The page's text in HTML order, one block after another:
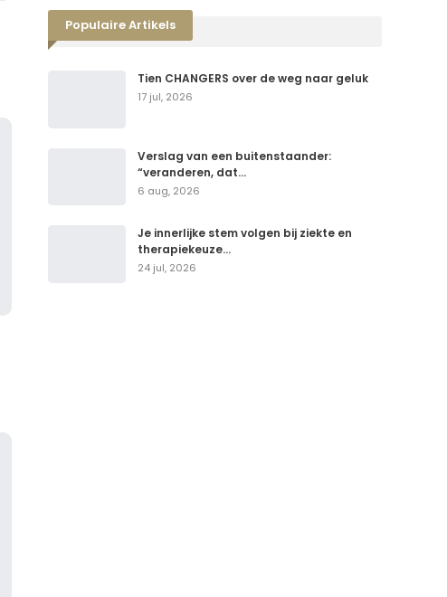
Populaire Artikels
Tien CHANGERS over de weg naar geluk
17 jul, 2026
Verslag van een buitenstaander:
“veranderen, dat…
6 aug, 2026
Je innerlijke stem volgen bij ziekte en
therapiekeuze…
24 jul, 2026